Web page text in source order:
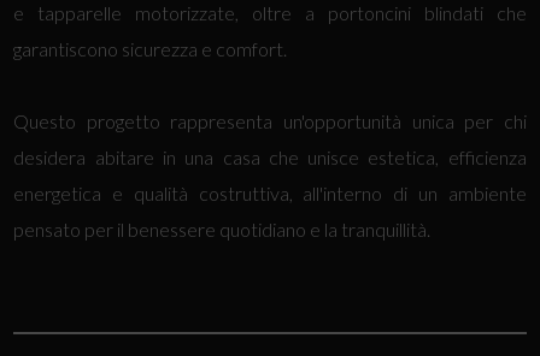
e tapparelle motorizzate, oltre a portoncini blindati che
garantiscono sicurezza e comfort.
Questo progetto rappresenta un'opportunità unica per chi
desidera abitare in una casa che unisce estetica, efficienza
energetica e qualità costruttiva, all'interno di un ambiente
pensato per il benessere quotidiano e la tranquillità.